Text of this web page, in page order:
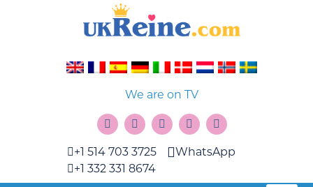
We are on TV
+1 514 703 3725
+1 332 331 8674
WhatsApp